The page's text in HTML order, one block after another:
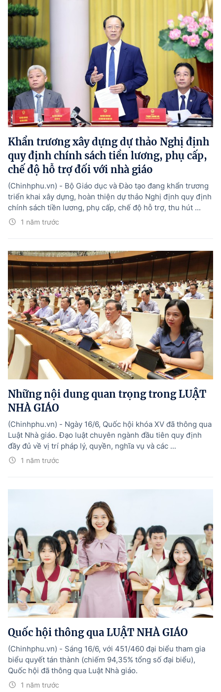
Khẩn trương xây dựng dự thảo Nghị định
quy định chính sách tiền lương, phụ cấp,
chế độ hỗ trợ đối với nhà giáo
1 năm trước
(Chinhphu.vn) - Bộ Giáo dục và Đào tạo đang khẩn trương
triển khai xây dựng, hoàn thiện dự thảo Nghị định quy định
chính sách tiền lương, phụ cấp, chế độ hỗ trợ, thu hút ...
Những nội dung quan trọng trong LUẬT
NHÀ GIÁO
1 năm trước
(Chinhphu.vn) - Ngày 16/6, Quốc hội khóa XV đã thông qua
Luật Nhà giáo. Đạo luật chuyên ngành đầu tiên quy định
đầy đủ về vị trí pháp lý, quyền, nghĩa vụ và các ...
Quốc hội thông qua LUẬT NHÀ GIÁO
1 năm trước
(Chinhphu.vn) - Sáng 16/6, với 451/460 đại biểu tham gia
biểu quyết tán thành (chiếm 94,35% tổng số đại biểu),
Quốc hội đã thông qua Luật Nhà giáo.